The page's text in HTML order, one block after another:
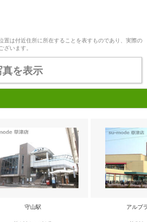
置は付近住所に所在することを表すものであり、実際の
ざいます。
を表示
守山駅 アルプ